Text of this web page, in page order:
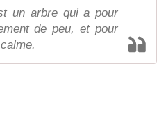
un arbre qui a pour
de peu, et pour